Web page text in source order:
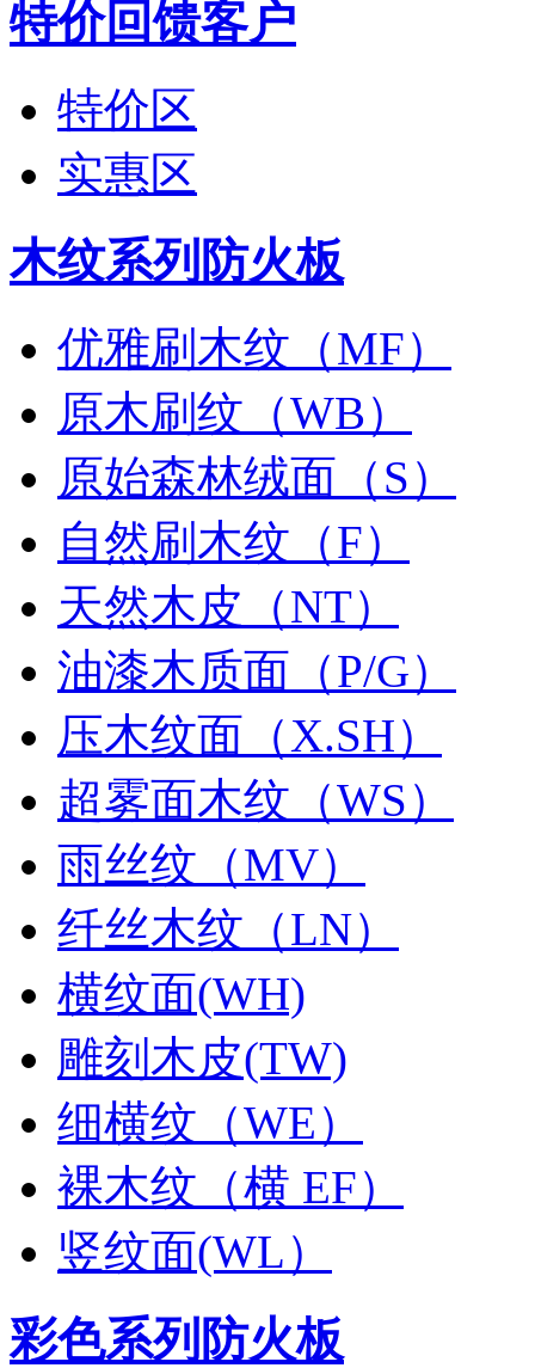
特价回馈客户
特价区
实惠区
木纹系列防火板
优雅刷木纹（MF）
原木刷纹（WB）
原始森林绒面（S）
自然刷木纹（F）
天然木皮（NT）
油漆木质面（P/G）
压木纹面（X.SH）
超雾面木纹（WS）
雨丝纹（MV）
纤丝木纹（LN）
横纹面(WH)
雕刻木皮(TW)
细横纹（WE）
裸木纹（横 EF）
竖纹面(WL）
彩色系列防火板